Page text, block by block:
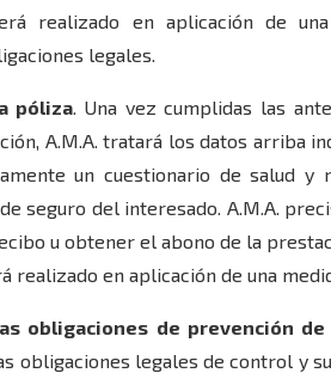
realizado en aplicación de
legales.
póliza. Una vez cumplidas las
A.M.A. tratará los datos arriba
un cuestionario de salud
seguro del interesado. A.M.A.
u obtener el abono de la
realizado en aplicación de una
obligaciones de prevención
obligaciones legales de control y